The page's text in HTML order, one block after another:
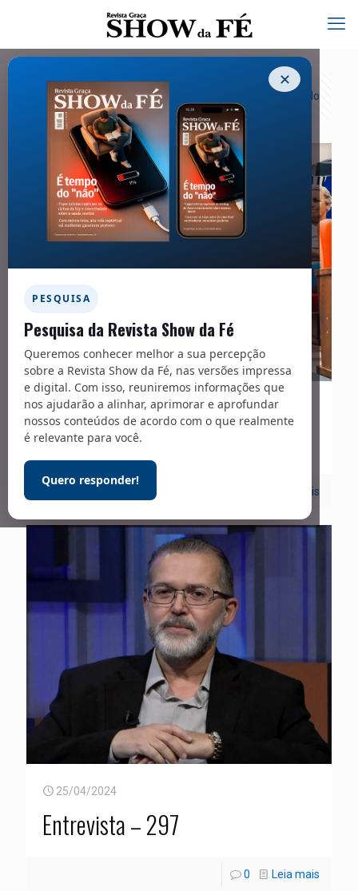
✕
PESQUISA
Pesquisa da Revista Show da Fé
Queremos conhecer melhor a sua percepção
sobre a Revista Show da Fé, nas versões impressa
e digital. Com isso, reuniremos informações que
nos ajudarão a alinhar, aprimorar e aprofundar
nossos conteúdos de acordo com o que realmente
é relevante para você.
Quero responder!
Categorias Tags Exibir tudo
25/04/2024
Novela da Vida Real – 297
Leia mais
25/04/2024
Entrevista – 297
0 Leia mais